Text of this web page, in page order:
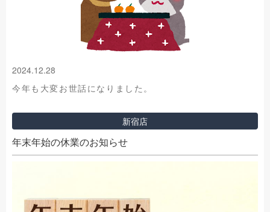
2024.12.28
今年も大変お世話になりました。
新宿店
年末年始の休業のお知らせ